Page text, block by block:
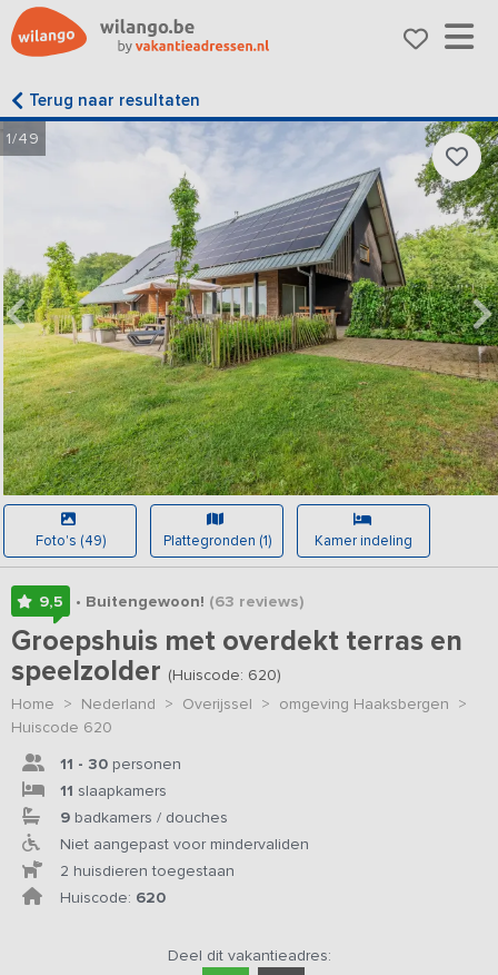
Terug naar resultaten
1/49
Foto's (49) Plattegronden (1) Kamer indeling
9,5 • Buitengewoon! (63 reviews)
Groepshuis met overdekt terras en
speelzolder (Huiscode: 620)
Home > Nederland > Overijssel > omgeving Haaksbergen >
Huiscode 620
11 - 30 personen
11 slaapkamers
9 badkamers / douches
Niet aangepast voor mindervaliden
2 huisdieren toegestaan
Huiscode: 620
Deel dit vakantieadres: